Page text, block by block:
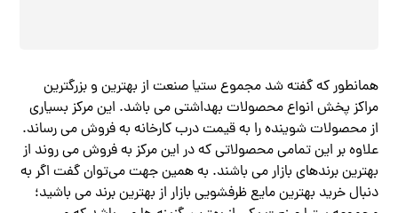
همانطور که گفته شد مجموع ستیا صنعت از بهترین و بزرگترین
مراکز پخش انواع محصولات بهداشتی می باشد. این مرکز بسیاری
از محصولات شوینده را به قیمت درب کارخانه به فروش می رساند.
علاوه بر این تمامی محصولاتی که در این مرکز به فروش می روند از
بهترین برندهای بازار می باشند. به همین جهت می‌توان گفت اگر به
دنبال خرید بهترین مایع ظرفشویی بازار از بهترین برند می باشید؛